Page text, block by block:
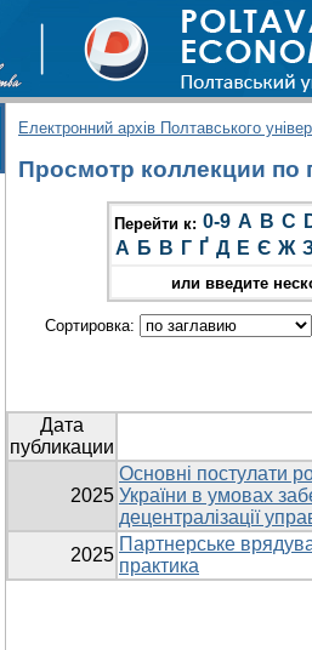
Електронний архів Полтавського
Просмотр коллекции по
Перейти к: 0-9 A B C
А Б В Г Ґ Д Е Є Ж
или введите
Сортировка:
Дата
публикации
2025
Основні постулати
України в умовах
децентралізації
2025
Партнерське
практика